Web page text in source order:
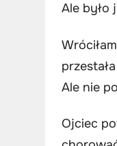
Ale było
Ale nie
Ojciec